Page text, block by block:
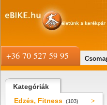
Kategóriák
Edzés, Fitness (103)
+36 70 527 59 95